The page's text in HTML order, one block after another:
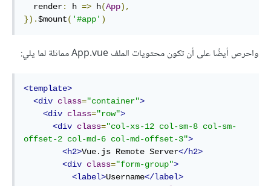
  render
: h => h(App),
}).$mount( '#app' )
واحرص أيضًا على أن تكون محتويات الملف App.vue مماثلة لما يلي:
<template>
<div class="container">
<div class="row">
<div class="col-xs-12 col-sm-8 col-sm-
offset-2 col-md-6 col-md-offset-3">
<h2>Vue.js Remote Server</h2>
<div class="form-group">
<label>Username</label>